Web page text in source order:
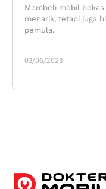
03/06/2023
Membeli mobil
menarik, tetapi juga
pemula.